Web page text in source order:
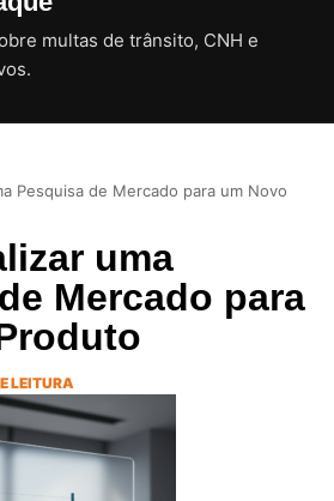
multas de trânsito, CNH e
PARA ATIVAR O SOM
Pesquisa de Mercado para um Novo
uma
Mercado para
LEITURA